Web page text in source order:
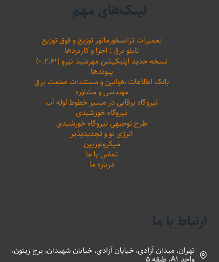
لینک‌های مهم
تعمیرات ترانسفورماتور توزیع و فوق توزیع
تابلو برق ; اجزا و کاربردها
نسخه جدید اپلیکیشن مهرشید نیرو (۰.۲.۶۱)
پیوندها
بانک اطلاعات ،‌قوانین و مستندات صنعت برق
مهندسی و مشاوره
نیروگاه برقابی در مسیر خطوط لوله آب
نیروگاه خورشیدی
طرح توجیهی نیروگاه خورشیدی
انرژی نو و تجدیدپذیر
میکروتوربین
تماس با ما
درباره ما
ارتباط با ما
تهران، میدان آزادی، خیابان آزادی، خیابان شهیدان، برج زیتون،
واحد A1، طبقه 5